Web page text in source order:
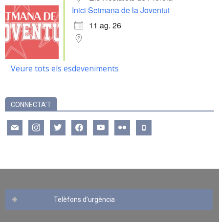
Inici Setmana de la Joventut
11 ag. 26
Veure tots els esdeveniments
CONNECTA’T
mail instagramtwitter facebookyoutube flickr mobile
Telèfons d’urgència